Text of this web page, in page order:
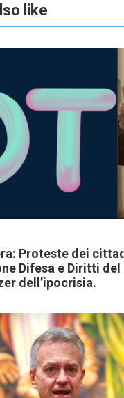
like
Proteste dei
Difesa e Diritti
dell’ipocrisia.